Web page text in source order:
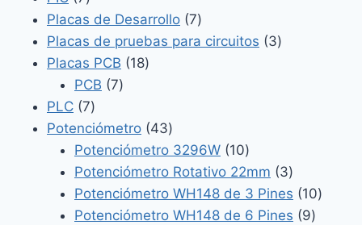
productos
Placas de Desarrollo 77
productos
Placas de pruebas para circuitos 33
Placas PCB 1818
PCB 77
PLC 77
productos
Potenciómetro 4343
productos
Potenciómetro 3296W 1010
productos
Potenciómetro Rotativo 22mm 33
productos
Potenciómetro WH148 de 3 Pines 1010
Potenciómetro WH148 de 6 Pines 99